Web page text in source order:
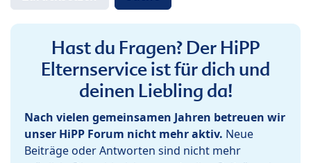
Hast du Fragen? Der HiPP
Elternservice ist für dich und
deinen Liebling da!
Nach vielen gemeinsamen Jahren betreuen wir
unser HiPP Forum nicht mehr aktiv. Neue
Beiträge oder Antworten sind nicht mehr